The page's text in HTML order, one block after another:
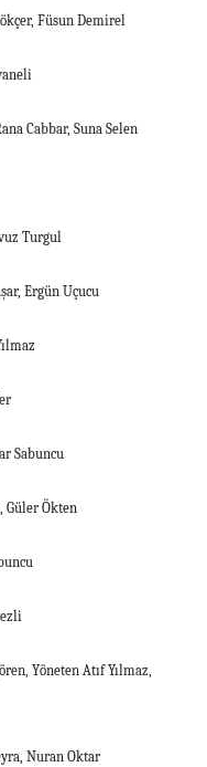
Füsun Demirel
Cabbar, Suna Selen
Turgul
Ergün Uçucu
Sabuncu
Güler Ökten
Yöneten Atıf Yılmaz,
Nuran Oktar